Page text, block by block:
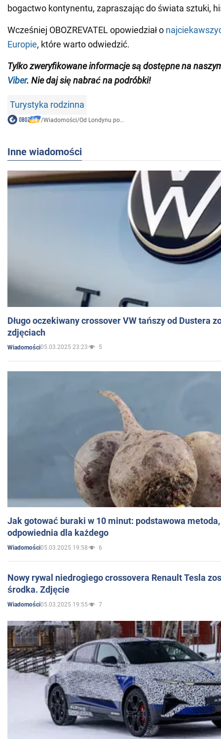
bogactwo kontynentu, zapraszając do świata sztuki,
Wcześniej OBOZREVATEL opowiedział o
Europie, które warto odwiedzić.
Tylko zweryfikowane informacje są dostępne na
Viber. Nie daj się nabrać na podróbki!
Turystyka rodzinna
/Wiadomości/Od Londynu po...
Inne wiadomości
Długo oczekiwany crossover VW tańszy od Dustera
zdjęciach
Wiadomości05.03.2025 23:23 5
Jak gotować buraki w 10 minut: podstawowa
odpowiednia dla każdego
Wiadomości05.03.2025 19:58 6
Nowy rywal niedrogiego crossovera Renault Tesla
środka. Zdjęcie
Wiadomości05.03.2025 19:55 7